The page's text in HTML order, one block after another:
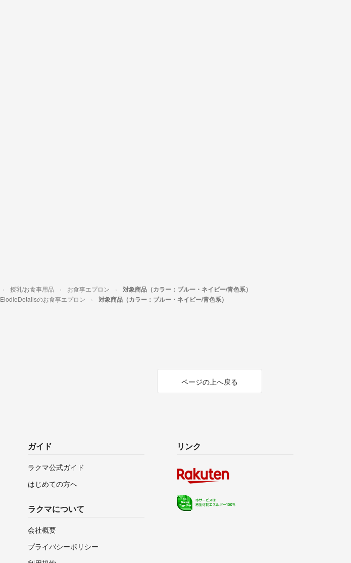
授乳/お食事用品 お食事エプロン 対象商品（カラー：ブルー・ネイビー/青色系）
ElodieDetailsのお食事エプロン 対象商品（カラー：ブルー・ネイビー/青色系）
ページの上へ戻る
ガイド
ラクマ公式ガイド
はじめての方へ
ラクマについて
会社概要
プライバシーポリシー
リンク